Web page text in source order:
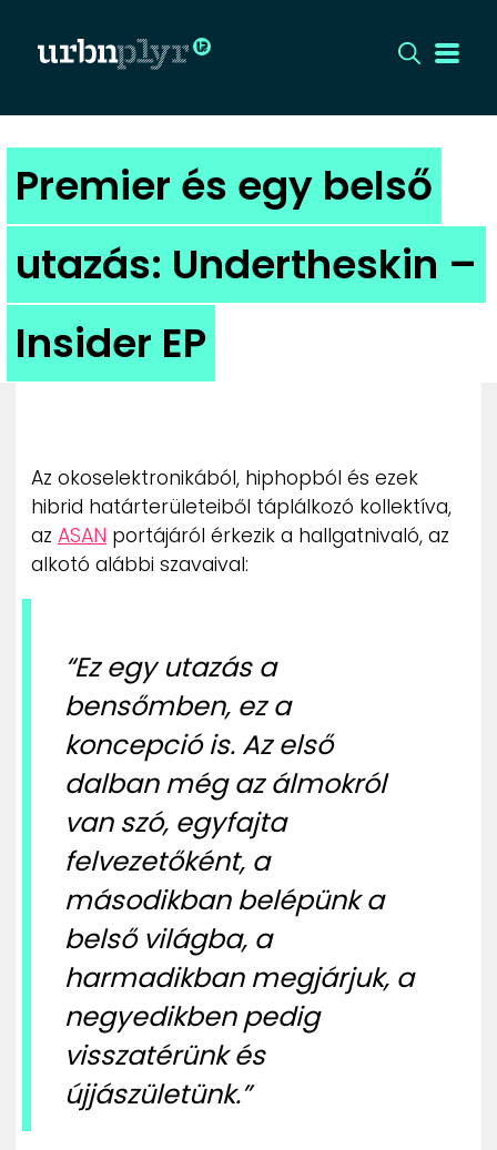
CÍMLAP
DIZÁJN
DIVAT
HIP
UTCA
ZENE
MÉDIAAJÁNLAT
Premier és egy belső
utazás: Undertheskin –
Insider EP
Az okoselektronikából, hiphopból és ezek
hibrid határterületeiből táplálkozó kollektíva,
az ASAN portájáról érkezik a hallgatnivaló, az
alkotó alábbi szavaival:
“Ez egy utazás a
bensőmben, ez a
koncepció is. Az első
dalban még az álmokról
van szó, egyfajta
felvezetőként, a
másodikban belépünk a
belső világba, a
harmadikban megjárjuk, a
negyedikben pedig
visszatérünk és
újjászületünk.”